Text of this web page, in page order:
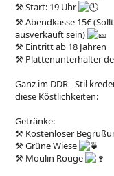
⚒︎ Start: 19 Uhr
⚒︎ Abendkasse 15€
ausverkauft sein)
⚒︎ Eintritt ab 18 Jahren
⚒︎ Plattenunterhalter
Ganz im DDR - Stil
diese Köstlichkeiten:
Getränke:
⚒︎ Kostenloser
⚒︎ Grüne Wiese
⚒︎ Moulin Rouge